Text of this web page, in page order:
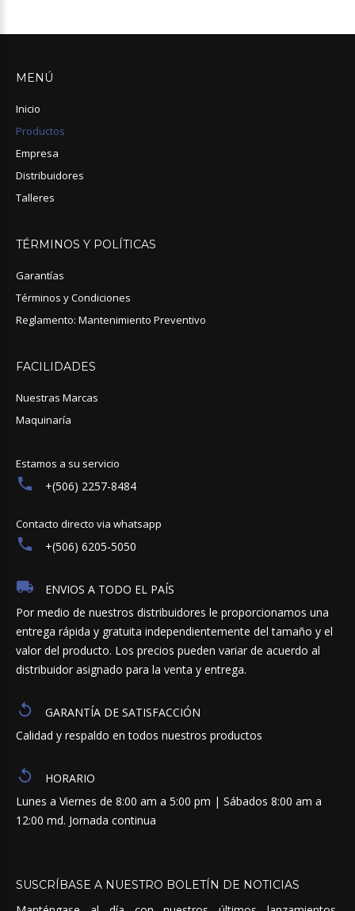
MENÚ
Inicio
Productos
Empresa
Distribuidores
Talleres
TÉRMINOS Y POLÍTICAS
Garantías
Términos y Condiciones
Reglamento: Mantenimiento Preventivo
FACILIDADES
Nuestras Marcas
Maquinaría
Estamos a su servicio
+(506) 2257-8484
Contacto directo via whatsapp
+(506) 6205-5050
ENVIOS A TODO EL PAÍS
Por medio de nuestros distribuidores le proporcionamos una
entrega rápida y gratuita independientemente del tamaño y el
valor del producto. Los precios pueden variar de acuerdo al
distribuidor asignado para la venta y entrega.
GARANTÍA DE SATISFACCIÓN
Calidad y respaldo en todos nuestros productos
HORARIO
Lunes a Viernes de 8:00 am a 5:00 pm | Sábados 8:00 am a
12:00 md. Jornada continua
SUSCRÍBASE A NUESTRO BOLETÍN DE NOTICIAS